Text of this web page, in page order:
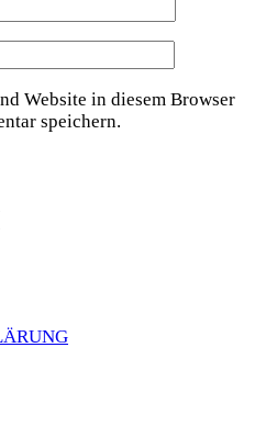
Website in diesem Browser
speichern.